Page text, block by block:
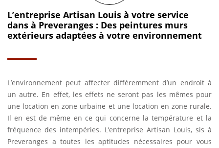
L’entreprise Artisan Louis à votre service
dans à Preveranges : Des peintures murs
extérieurs adaptées à votre environnement
L’environnement peut affecter différemment d’un endroit à
un autre. En effet, les effets ne seront pas les mêmes pour
une location en zone urbaine et une location en zone rurale.
Il en est de même en ce qui concerne la température et la
fréquence des intempéries. L’entreprise Artisan Louis, sis à
Preveranges a toutes les aptitudes nécessaires pour vous